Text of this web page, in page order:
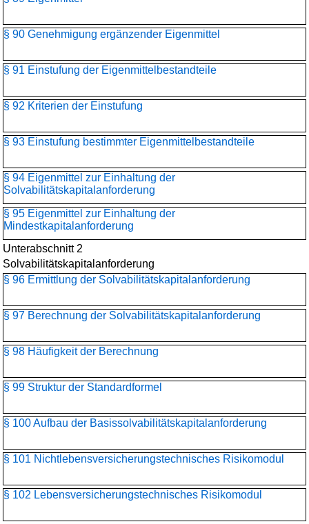
§ 90 Genehmigung ergänzender Eigenmittel
§ 91 Einstufung der Eigenmittelbestandteile
§ 92 Kriterien der Einstufung
§ 93 Einstufung bestimmter Eigenmittelbestandteile
§ 94 Eigenmittel zur Einhaltung der
Solvabilitätskapitalanforderung
§ 95 Eigenmittel zur Einhaltung der
Mindestkapitalanforderung
Unterabschnitt 2
Solvabilitätskapitalanforderung
§ 96 Ermittlung der Solvabilitätskapitalanforderung
§ 97 Berechnung der Solvabilitätskapitalanforderung
§ 98 Häufigkeit der Berechnung
§ 99 Struktur der Standardformel
§ 100 Aufbau der Basissolvabilitätskapital­anforderung
§ 101 Nichtlebensversicherungs­technisches Risikomodul
§ 102 Lebensversicherungs­technisches Risikomodul